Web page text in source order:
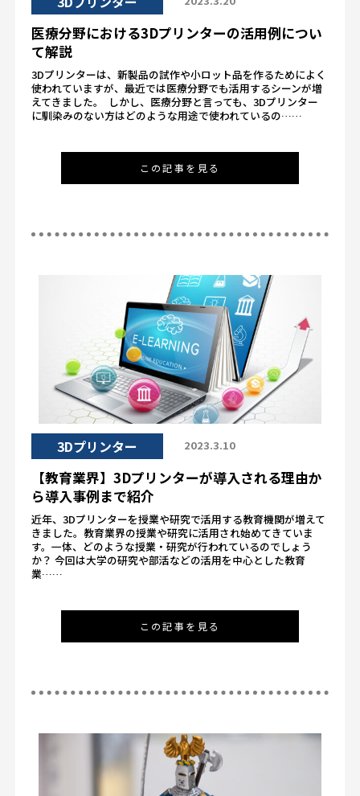
医療分野における3Dプリンターの活用例につい
て解説
3Dプリンターは、新製品の試作や小ロット品を作るためによく
使われていますが、最近では医療分野でも活用するシーンが増
えてきました。 しかし、医療分野と言っても、3Dプリンター
に馴染みのない方はどのような用途で使われているの……
この記事を見る
3Dプリンター 2023.3.10
【教育業界】3Dプリンターが導入される理由か
ら導入事例まで紹介
近年、3Dプリンターを授業や研究で活用する教育機関が増えて
きました。教育業界の授業や研究に活用され始めてきていま
す。一体、どのような授業・研究が行われているのでしょう
か？ 今回は大学の研究や部活などの活用を中心とした教育
業……
この記事を見る